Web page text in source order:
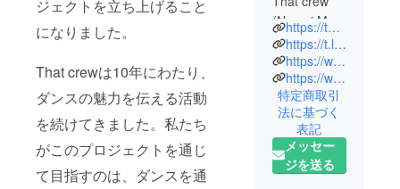
ジェクトを立ち上げること
になりました。
That crewは10年にわたり、
ダンスの魅力を伝える活動
を続けてきました。私たち
がこのプロジェクトを通じ
て目指すのは、ダンスを通
(Naomi,MAO
,ASUKA,shiz
u,hana,Yuiko
)
関西を中心
に活動し独
自のスタイ
ルで注目さ
https://that-crew.webnode.jp/
https://t.livepocket.jp/t/gyjim?fbclid=PAAaZrVETwRLtFurIt4EXZzVlDt_iuMLXajaYQMvva4GZ_cydBEtyEvOMFjN4_aem_AdLdueL5ejnl8jqx--KBp9LsTwvReMQ4vJokMUyxHrIyKW-I2Qlz4yUbiktB1IYijmM
https://www.tiktok.com/@thatcrew?_t=8kWQ0J3Yl2Q&_r=1
https://www.instagram.com/thatcrewgram?igsh=dzY3b3VjanRpbWxp
特定商取引
法に基づく
表記
メッセー
ジを送る